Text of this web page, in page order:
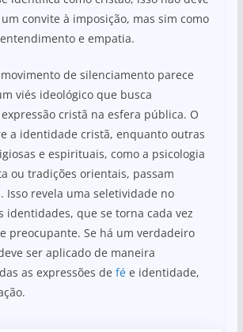
convite à imposição, mas sim como
e empatia.
de silenciamento parece
viés ideológico que busca
cristã na esfera pública. O
a identidade cristã, enquanto outras
e espirituais, como a psicologia
ou tradições orientais, passam
Isso revela uma seletividade no
identidades, que se torna cada vez
preocupante. Se há um verdadeiro
ser aplicado de maneira
as expressões de fée identidade,